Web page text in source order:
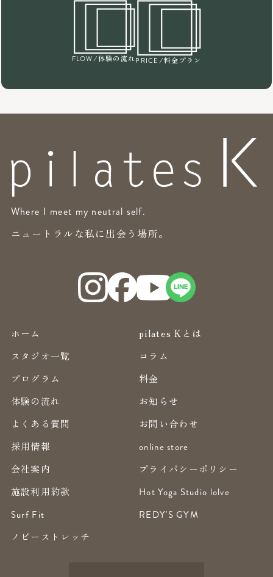
FLOW /体験の流れPRICE /料金プラン
Where I meet my neutral self.
ニュートラルな私に出会う場所。
ホーム
pilates Kとは
スタジオ一覧
コラム
プログラム
料金
体験の流れ
お知らせ
よくある質問
お問い合わせ
採用情報
online store
会社案内
プライバシーポリシー
施設利用約款
Hot Yoga Studio lolve
Surf Fit
REDY'S GYM
ノビーストレッチ